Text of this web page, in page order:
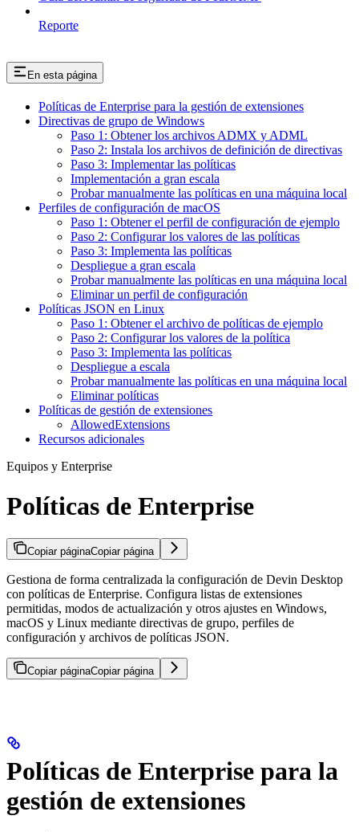
Reporte
En esta página
Políticas de Enterprise para la gestión de extensiones
Directivas de grupo de Windows
Paso 1: Obtener los archivos ADMX y ADML
Paso 2: Instala los archivos de definición de directivas
Paso 3: Implementar las políticas
Implementación a gran escala
Probar manualmente las políticas en una máquina local
Perfiles de configuración de macOS
Paso 1: Obtener el perfil de configuración de ejemplo
Paso 2: Configurar los valores de las políticas
Paso 3: Implementa las políticas
Despliegue a gran escala
Probar manualmente las políticas en una máquina local
Eliminar un perfil de configuración
Políticas JSON en Linux
Paso 1: Obtener el archivo de políticas de ejemplo
Paso 2: Configurar los valores de la política
Paso 3: Implementa las políticas
Despliegue a escala
Probar manualmente las políticas en una máquina local
Eliminar políticas
Políticas de gestión de extensiones
AllowedExtensions
Recursos adicionales
Equipos y Enterprise
Políticas de Enterprise
Copiar páginaCopiar página
Gestiona de forma centralizada la configuración de Devin Desktop
con políticas de Enterprise. Configura listas de extensiones
permitidas, modos de actualización y otros ajustes en Windows,
macOS y Linux mediante directivas de grupo, perfiles de
configuración y archivos de políticas JSON.
Copiar páginaCopiar página
Políticas de Enterprise para la
gestión de extensiones